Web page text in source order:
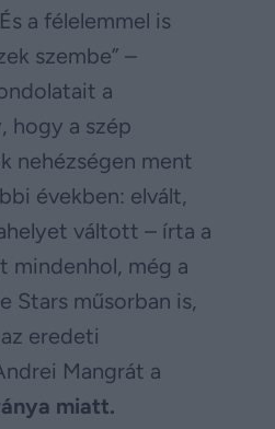
a félelemmel is
szembe” –
a
hogy a szép
nehézségen ment
években: elvált,
váltott – írta a
mindenhol, még a
Stars műsorban is,
eredeti
Mangrát a
miatt.